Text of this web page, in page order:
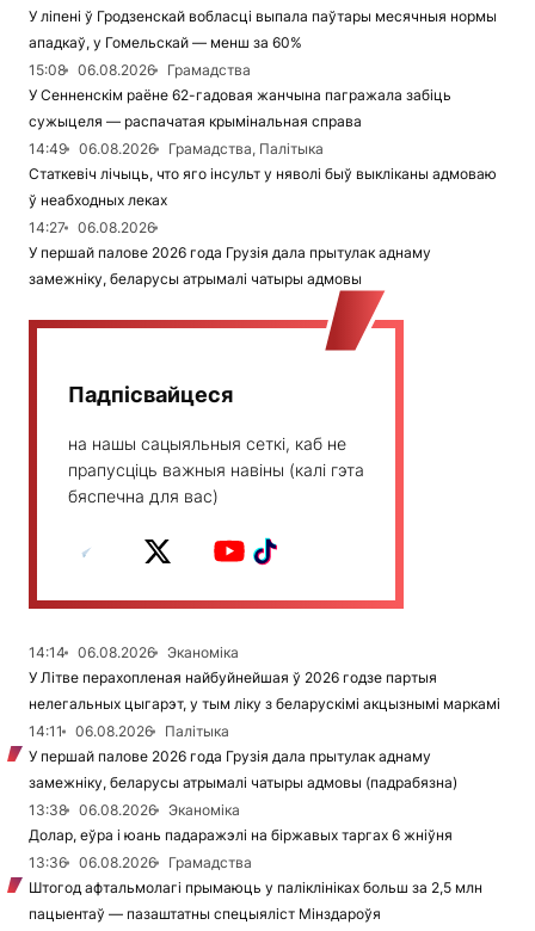
У ліпені ў Гродзенскай вобласці выпала паўтары месячныя нормы
ападкаў, у Гомельскай — менш за 60%
15:08
06.08.2026
Грамадства
У Сенненскім раёне 62-гадовая жанчына пагражала забіць
сужыцеля — распачатая крымінальная справа
14:49
06.08.2026
Грамадства, Палітыка
Статкевіч лічыць, что яго інсульт у няволі быў выкліканы адмоваю
ў неабходных леках
14:27
06.08.2026
У першай палове 2026 года Грузія дала прытулак аднаму
замежніку, беларусы атрымалі чатыры адмовы
Падпісвайцеся
на нашы сацыяльныя сеткі, каб не
прапусціць важныя навіны (калі гэта
бяспечна для вас)
14:14 06.08.2026
Эканоміка
У Літве перахопленая найбуйнейшая ў 2026 годзе партыя
нелегальных цыгарэт, у тым ліку з беларускімі акцызнымі маркамі
14:11
06.08.2026
Палітыка
У першай палове 2026 года Грузія дала прытулак аднаму
замежніку, беларусы атрымалі чатыры адмовы (падрабязна)
13:38
06.08.2026
Эканоміка
Долар, еўра і юань падаражэлі на біржавых таргах 6 жніўня
13:36
06.08.2026
Грамадства
Штогод афтальмолагі прымаюць у паліклініках больш за 2,5 млн
пацыентаў — пазаштатны спецыяліст Мінздароўя